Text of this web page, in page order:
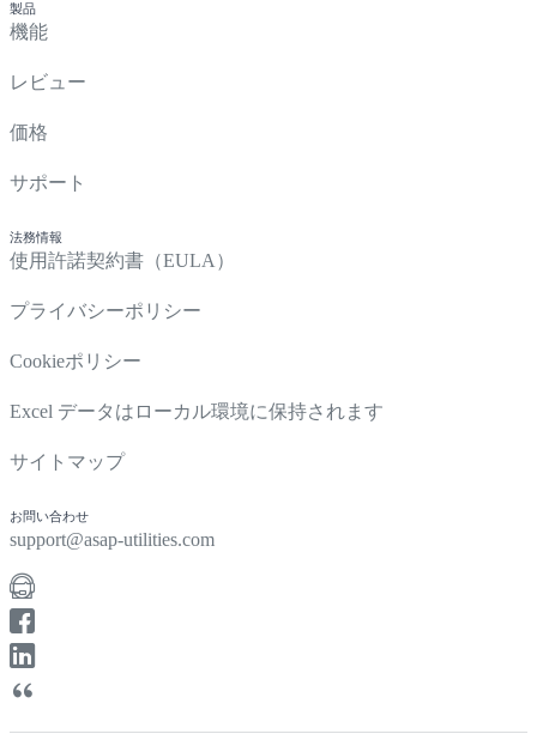
製品
機能
レビュー
価格
サポート
法務情報
使用許諾契約書（EULA）
プライバシーポリシー
Cookieポリシー
Excel データはローカル環境に保持されます
サイトマップ
お問い合わせ
support@asap-utilities.com